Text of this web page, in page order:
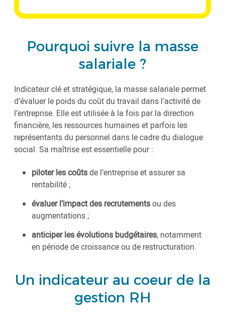
Pourquoi suivre la masse
salariale ?
Indicateur clé et stratégique, la masse salariale permet
d’évaluer le poids du coût du travail dans l’activité de
l’entreprise. Elle est utilisée à la fois par la direction
financière, les ressources humaines et parfois les
représentants du personnel dans le cadre du dialogue
social. Sa maîtrise est essentielle pour :
piloter les coûtsde l’entreprise et assurer sa
rentabilité ;
évaluer l’impact des recrutementsou des
augmentations ;
anticiper les évolutions budgétaires, notamment
en période de croissance ou de restructuration.
Un indicateur au coeur de la
gestion RH